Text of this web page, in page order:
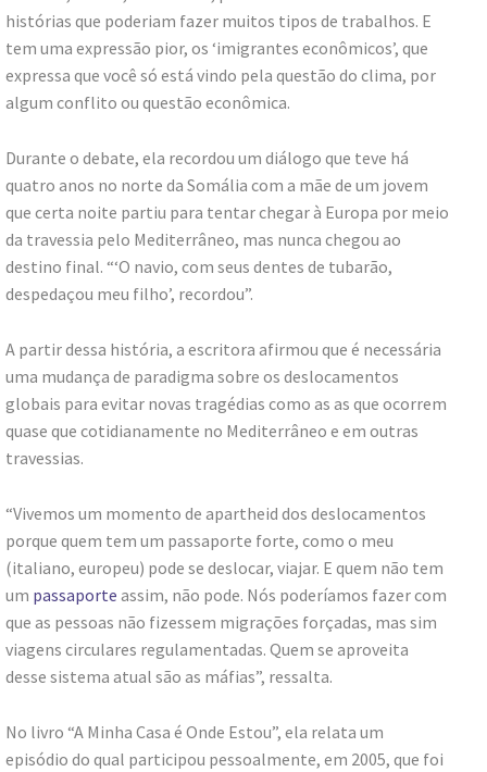
histórias que poderiam fazer muitos tipos de trabalhos. E
tem uma expressão pior, os ‘imigrantes econômicos’, que
expressa que você só está vindo pela questão do clima, por
algum conflito ou questão econômica.
Durante o debate, ela recordou um diálogo que teve há
quatro anos no norte da Somália com a mãe de um jovem
que certa noite partiu para tentar chegar à Europa por meio
da travessia pelo Mediterrâneo, mas nunca chegou ao
destino final. “‘O navio, com seus dentes de tubarão,
despedaçou meu filho’, recordou”.
A partir dessa história, a escritora afirmou que é necessária
uma mudança de paradigma sobre os deslocamentos
globais para evitar novas tragédias como as as que ocorrem
quase que cotidianamente no Mediterrâneo e em outras
travessias.
“Vivemos um momento de apartheid dos deslocamentos
porque quem tem um passaporte forte, como o meu
(italiano, europeu) pode se deslocar, viajar. E quem não tem
um passaporte assim, não pode. Nós poderíamos fazer com
que as pessoas não fizessem migrações forçadas, mas sim
viagens circulares regulamentadas. Quem se aproveita
desse sistema atual são as máfias”, ressalta.
No livro “A Minha Casa é Onde Estou”, ela relata um
episódio do qual participou pessoalmente, em 2005, que foi